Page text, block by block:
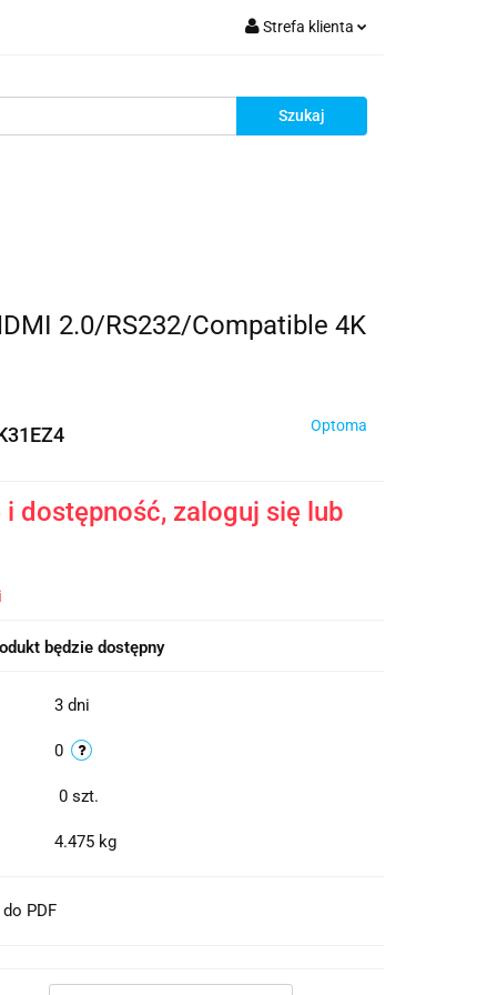
Strefa klienta
Zarejestruj się
2.0/RS232/Compatible 4K
Optoma
i dostępność, zaloguj się lub
będzie dostępny
3 dni
0
0 szt.
4.475 kg
PDF